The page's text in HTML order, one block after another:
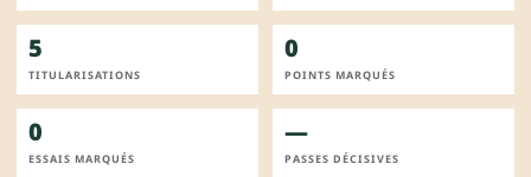
5
TITULARISATIONS
0
POINTS MARQUÉS
0
ESSAIS MARQUÉS
—
PASSES DÉCISIVES